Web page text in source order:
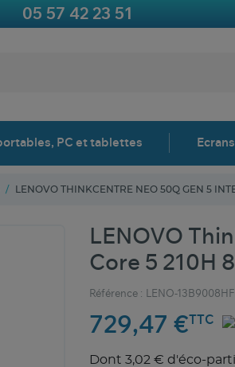
05 57 42 23 51
PC et tablettes Ecrans
LENOVO THINKCENTRE NEO 50Q GEN 5
LENOVO
Core 5 210H
Référence : LENO-
729,47 €TTC
Dont 3,02 € d'éco-